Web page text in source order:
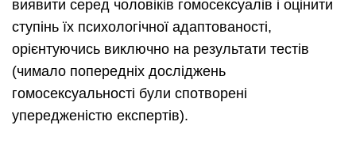
виявити серед чоловіків гомосексуалів і оцінити
ступінь їх психологічної адаптованості,
орієнтуючись виключно на результати тестів
(чимало попередніх досліджень
гомосексуальності були спотворені
упередженістю експертів).